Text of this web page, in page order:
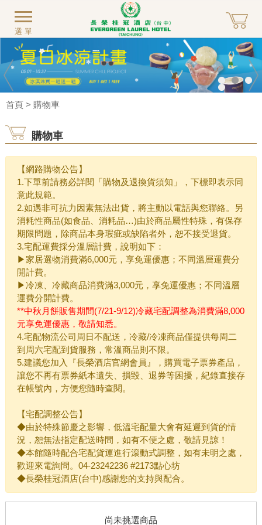
選單
首頁 > 購物車
購物車
【網路購物公告】
1.下單前請務必詳閱「購物及退換貨須知」，下標即表示同
意此規範。
2.如遇非可抗力因素無法出貨，將主動以電話與您聯絡。另
消耗性商品(如食品、消耗品…)由於商品屬性特殊，有保存
期限問題，除商品本身瑕疵或缺陷者外，恕不接受退貨。
3.宅配運費採分溫層計費，說明如下：
▶家居選物消費滿6,000元，享免運優惠；不同溫層運費分
開計費。
▶冷凍、冷藏商品消費滿3,000元，享免運優惠；不同溫層
運費分開計費。
**中秋月餅販售期間(7/21-9/12)冷藏宅配調整為消費滿8,000
元享免運優惠，敬請知悉。
4.宅配物流公司周日不配送，冷藏/冷凍商品僅提供每周二
到周六宅配到貨服務，常溫商品則不限。
5.建議您加入『長榮酒店官網會員』，購買電子票券產品，
讓您不再有票券紙本遺失、損毀、退券等困擾，紀錄直接存
在帳號內，方便您隨時查閱。
【宅配調整公告】
◆由於特殊節慶之影響，低溫宅配量大會有延遲到貨的情
況，恕無法指定配送時間，如有不便之處，敬請見諒！
◆本館隨時配合宅配貨運進行滾動式調整，如有未明之處，
歡迎來電詢問。04-23242236 #2173點心坊
◆長榮桂冠酒店(台中)感謝您的支持與配合。
尚未挑選商品